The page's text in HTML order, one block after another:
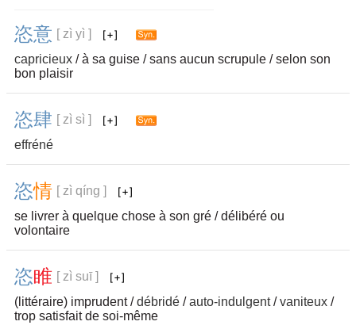
恣意 [ zì yì ]
capricieux / à sa guise / sans aucun scrupule / selon son
bon plaisir
恣肆 [ zì sì ]
effréné
恣情 [ zì qíng ]
se livrer à quelque chose à son gré / délibéré ou
volontaire
恣睢 [ zì suī ]
(littéraire) imprudent /débridé /auto-indulgent/vaniteux /
trop satisfait de soi-même